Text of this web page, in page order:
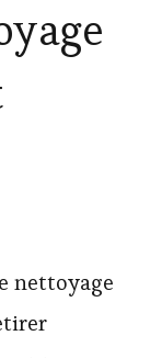
nettoyage